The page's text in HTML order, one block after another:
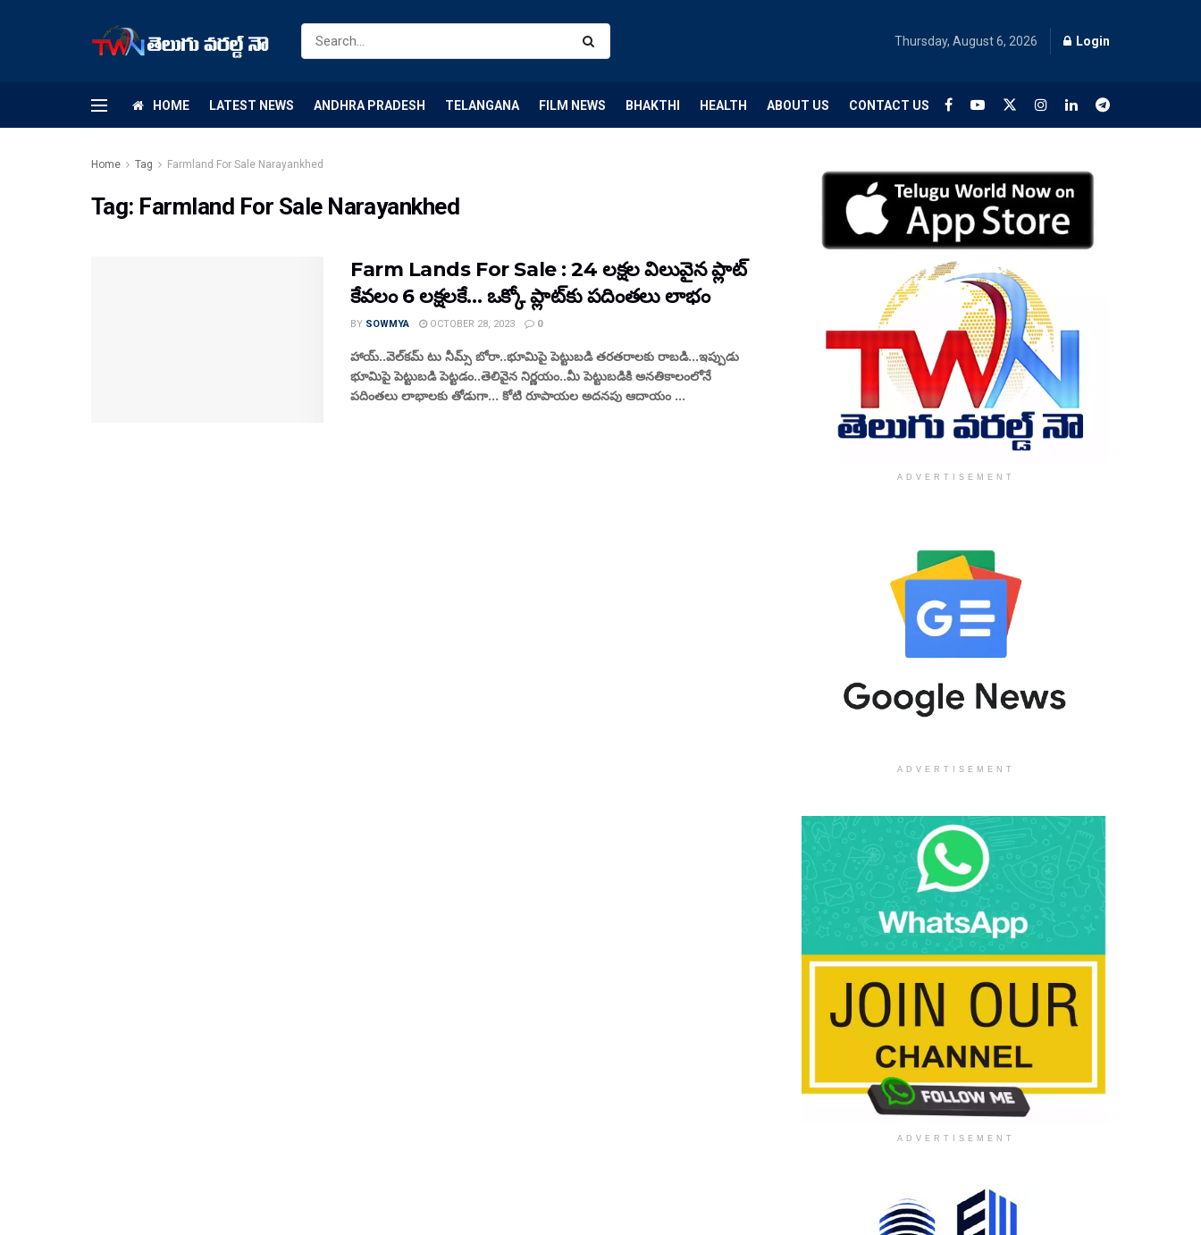
Thursday, August 6, 2026 Login
HOME LATEST NEWS ANDHRA PRADESH TELANGANA FILM NEWS BHAKTHI HEALTH ABOUT US CONTACT US
Home Tag Farmland For Sale Narayankhed
Tag: Farmland For Sale Narayankhed
Farm Lands For Sale : 24 లక్షల విలువైన ప్లాట్
కేవలం 6 లక్షలకే… ఒక్కో ప్లాట్‌కు పదింతలు లాభం
BY SOWMYA OCTOBER 28, 2023 0
హాయ్..వెల్‌కమ్ టు నీమ్స్ బోరా..భూమిపై పెట్టుబడి తరతరాలకు రాబడి...ఇప్పుడు
భూమిపై పెట్టుబడి పెట్టడం..తెలివైన నిర్ణయం..మీ పెట్టుబడికి అనతికాలంలోనే
పదింతలు లాభాలకు తోడుగా... కోటి రూపాయల అదనపు ఆదాయం ...
ADVERTISEMENT
ADVERTISEMENT
ADVERTISEMENT